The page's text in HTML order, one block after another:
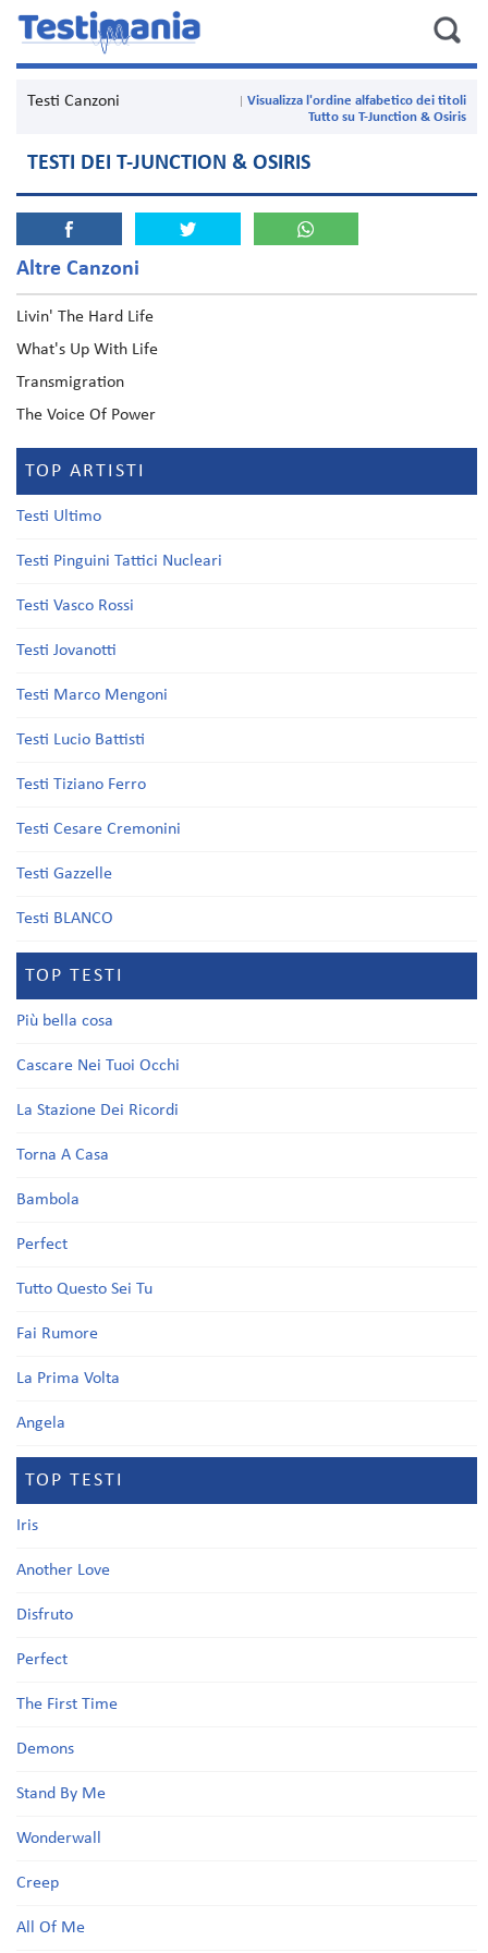
Testi Canzoni
Visualizza l'ordine alfabetico dei titoli
Tutto su T-Junction & Osiris
TESTI DEI T-JUNCTION & OSIRIS
Altre Canzoni
Livin' The Hard Life
What's Up With Life
Transmigration
The Voice Of Power
TOP ARTISTI
Testi Ultimo
Testi Pinguini Tattici Nucleari
Testi Vasco Rossi
Testi Jovanotti
Testi Marco Mengoni
Testi Lucio Battisti
Testi Tiziano Ferro
Testi Cesare Cremonini
Testi Gazzelle
Testi BLANCO
TOP TESTI
Più bella cosa
Cascare Nei Tuoi Occhi
La Stazione Dei Ricordi
Torna A Casa
Bambola
Perfect
Tutto Questo Sei Tu
Fai Rumore
La Prima Volta
Angela
TOP TESTI
Iris
Another Love
Disfruto
Perfect
The First Time
Demons
Stand By Me
Wonderwall
Creep
All Of Me